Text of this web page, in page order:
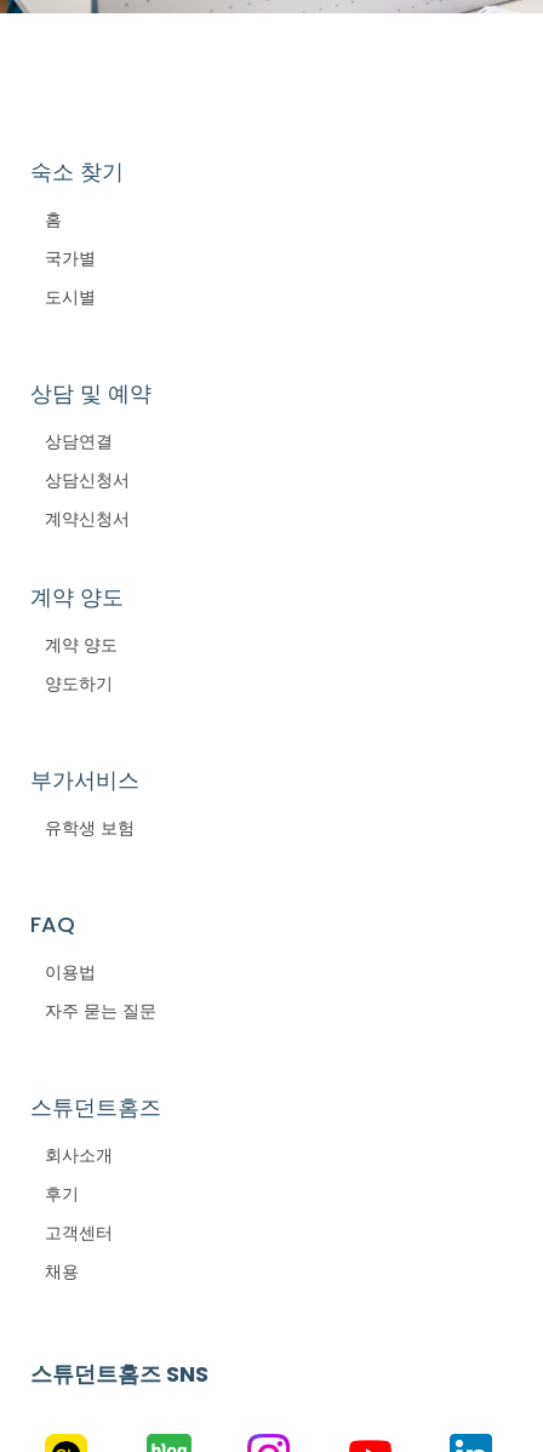
숙소 찾기
홈
국가별
도시별
상담 및 예약
상담연결
상담신청서
계약신청서
계약 양도
계약 양도
양도하기
부가서비스
유학생 보험
FAQ
이용법
자주 묻는 질문
스튜던트홈즈
회사소개
후기
고객센터
채용
스튜던트홈즈 SNS